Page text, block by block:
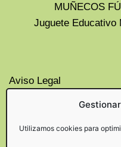
Utilizamos cookies para
MUÑECOS
Juguete Educativo
Aviso Legal
Politica de devoluciones